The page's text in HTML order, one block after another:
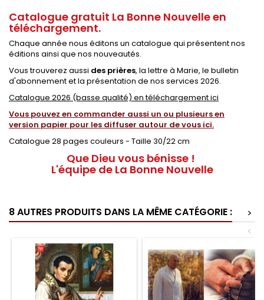
Catalogue gratuit La Bonne Nouvelle en
téléchargement.
Chaque année nous éditons un catalogue qui présentent nos
éditions ainsi que nos nouveautés.
Vous trouverez aussi des prières, la lettre à Marie, le bulletin
d'abonnement et la présentation de nos services 2026.
Catalogue 2026 (basse qualité) en téléchargement ici
Vous pouvez en commander aussi un ou plusieurs en
version papier pour les diffuser autour de vous ici.
Catalogue 28 pages couleurs - Taille 30/22 cm
Que Dieu vous bénisse !
L'équipe de La Bonne Nouvelle
8 AUTRES PRODUITS DANS LA MÊME CATÉGORIE :
>
<